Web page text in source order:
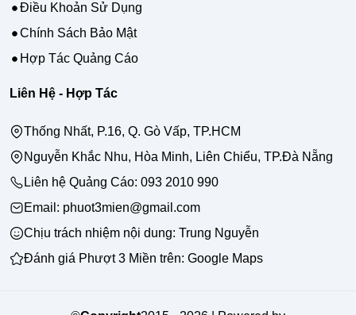
Điều Khoản Sử Dụng
Chính Sách Bảo Mật
Hợp Tác Quảng Cáo
Liên Hệ - Hợp Tác
Thống Nhất, P.16, Q. Gò Vấp, TP.HCM
Nguyễn Khắc Nhu, Hòa Minh, Liên Chiểu, TP.Đà Nẵng
Liên hệ Quảng Cáo: 093 2010 990
Email: phuot3mien@gmail.com
Chịu trách nhiệm nội dung: Trung Nguyễn
Đánh giá Phượt 3 Miền trên: Google Maps